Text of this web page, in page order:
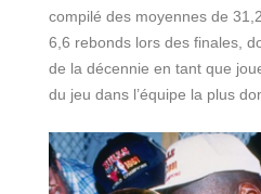
compilé des moyennes de
6,6 rebonds lors des finales,
de la décennie en tant que
du jeu dans l’équipe la plus